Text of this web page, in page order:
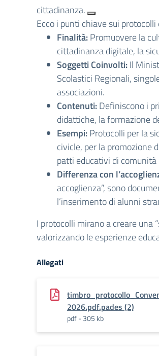
cittadinanza.
Ecco i punti chiave sui protocolli
Finalità:Promuovere la
cittadinanza digitale, la
Soggetti Coinvolti:Il
Scolastici Regionali,
associazioni.
Contenuti:Definiscono i
didattiche, la formazione
Esempi:Protocolli per la
civicle, per la promozione
patti educativi di comunità
Differenza con
accoglienza”, sono
l’inserimento di alunni
I protocolli mirano a creare una
valorizzando le esperienze
Allegati
2026.pdf.pades (2)
pdf - 305 kb